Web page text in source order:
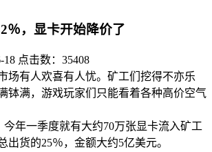
多变
全性
％，显卡开始降价了
18 点击数：35408
场有人欢喜有人忧。矿工们挖得不亦乐
钵满，游戏玩家们只能看着各种高价空气
今年一季度就有大约70万张显卡流入矿工
出货的25％，金额大约5亿美元。